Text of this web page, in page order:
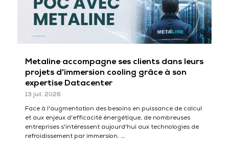
Metaline accompagne ses clients dans leurs
projets d'immersion cooling grâce à son
expertise Datacenter
13 juil. 2026
Face à l'augmentation des besoins en puissance de calcul
et aux enjeux d'efficacité énergétique, de nombreuses
entreprises s'intéressent aujourd'hui aux technologies de
refroidissement par immersion. ...